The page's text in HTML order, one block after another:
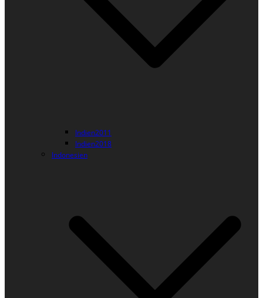
Indien2011
Indien2018
Indonesien